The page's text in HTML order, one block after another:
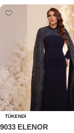
TÜKENDI
9033 ELENOR